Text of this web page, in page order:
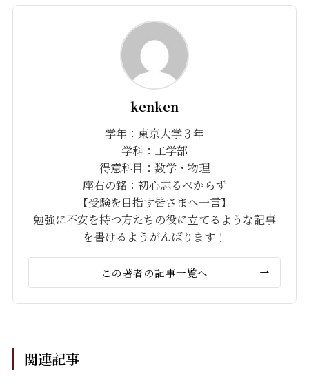
kenken
学年：東京大学３年
学科：工学部
得意科目：数学・物理
座右の銘：初心忘るべからず
【受験を目指す皆さまへ一言】
勉強に不安を持つ方たちの役に立てるような記事
を書けるようがんばります！
この著者の記事一覧へ
関連記事